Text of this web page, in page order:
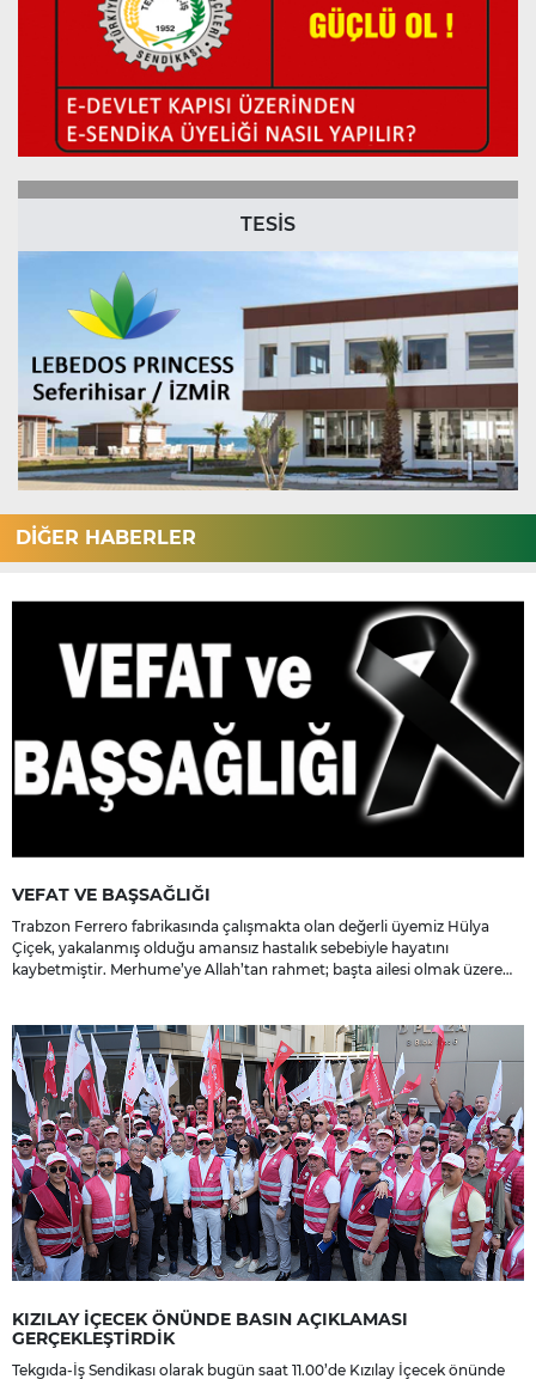
TESİS
DİĞER HABERLER
VEFAT VE BAŞSAĞLIĞI
Trabzon Ferrero fabrikasında çalışmakta olan değerli üyemiz Hülya
Çiçek, yakalanmış olduğu amansız hastalık sebebiyle hayatını
kaybetmiştir. Merhume’ye Allah’tan rahmet; başta ailesi olmak üzere
KIZILAY İÇECEK ÖNÜNDE BASIN AÇIKLAMASI
GERÇEKLEŞTİRDİK
Tekgıda-İş Sendikası olarak bugün saat 11.00’de Kızılay İçecek önünde